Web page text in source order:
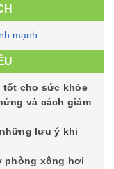
tốt cho sức khỏe
và cách giảm
lưu ý khi
phòng xông hơi